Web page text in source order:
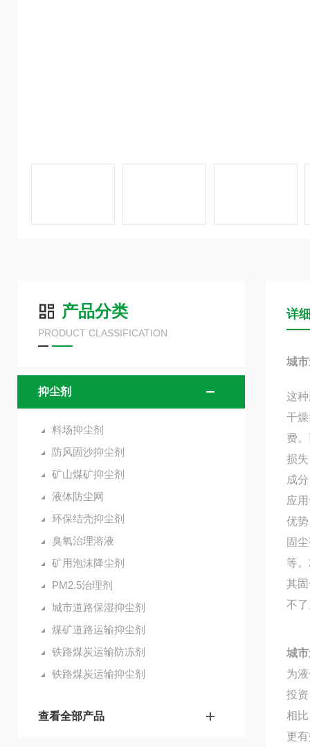
产品分类
PRODUCT CLASSIFICATION
抑尘剂
料场抑尘剂
防风固沙抑尘剂
矿山煤矿抑尘剂
液体防尘网
环保结壳抑尘剂
臭氧治理溶液
矿用泡沫降尘剂
PM2.5治理剂
城市道路保湿抑尘剂
煤矿道路运输抑尘剂
铁路煤炭运输防冻剂
铁路煤炭运输抑尘剂
查看全部产品
详
城
这
干
费
损
成
应
优
固
等
其
不
城
为
投
相
更